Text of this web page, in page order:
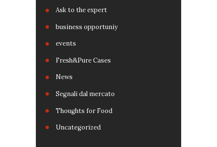
Ask to the expert
business opportuniy
events
Fresh&Pure Cases
News
Segnali dal mercato
Thoughts for Food
Uncategorized